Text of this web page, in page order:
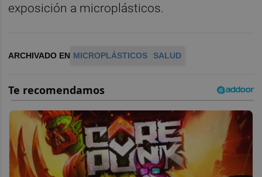
exposición a microplásticos.
ARCHIVADO EN MICROPLÁSTICOS SALUD